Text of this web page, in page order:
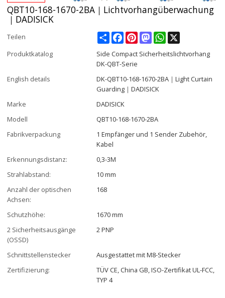
QBT10-168-1670-2BA｜Lichtvorhangüberwachung
｜DADISICK
Teilen ShareFacebookPinterestMastodonWhatsApp
Produktkatalog
Side Compact Sicherheitslichtvorhang
DK-QBT-Serie
English details
DK-QBT10-168-1670-2BA｜Light Curtain
Guarding｜DADISICK
Marke
DADISICK
Modell
QBT10-168-1670-2BA
Fabrikverpackung
1 Empfänger und 1 Sender Zubehör,
Kabel
Erkennungsdistanz:
0,3-3M
Strahlabstand:
10 mm
Anzahl der optischen
Achsen:
168
Schutzhöhe:
1670 mm
2 Sicherheitsausgänge
(OSSD)
2 PNP
Schnittstellenstecker
Ausgestattet mit M8-Stecker
Zertifizierung:
TÜV CE, China GB, ISO-Zertifikat UL-FCC,
TYP 4